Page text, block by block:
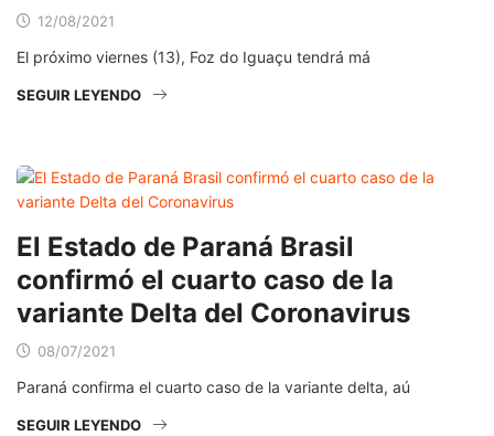
12/08/2021
El próximo viernes (13), Foz do Iguaçu tendrá má
SEGUIR LEYENDO
El Estado de Paraná Brasil
confirmó el cuarto caso de la
variante Delta del Coronavirus
08/07/2021
Paraná confirma el cuarto caso de la variante delta, aú
SEGUIR LEYENDO